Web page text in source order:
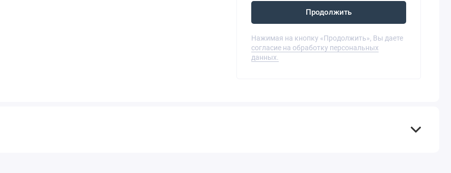
Продолжить
Нажимая на кнопку «Продолжить», Вы даете
согласие на обработку персональных
данных.